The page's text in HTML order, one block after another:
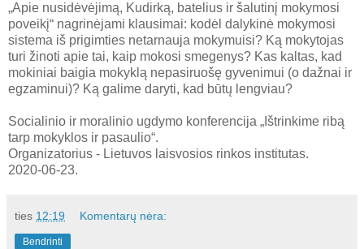
„Apie nusidėvėjimą, Kudirką, batelius ir šalutinį mokymosi
poveikį“ nagrinėjami klausimai: kodėl dalykinė mokymosi
sistema iš prigimties netarnauja mokymuisi? Ką mokytojas
turi žinoti apie tai, kaip mokosi smegenys? Kas kaltas, kad
mokiniai baigia mokyklą nepasiruošę gyvenimui (o dažnai ir
egzaminui)? Ką galime daryti, kad būtų lengviau?
Socialinio ir moralinio ugdymo konferencija „Ištrinkime ribą
tarp mokyklos ir pasaulio“.
Organizatorius - Lietuvos laisvosios rinkos institutas.
2020-06-23.
ties 12:19 Komentarų nėra:
Bendrinti